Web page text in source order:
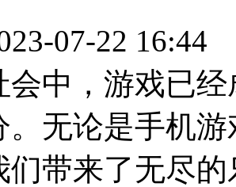
07-22 16:44
会中，游戏已
。无论是手机
们带来了无尽